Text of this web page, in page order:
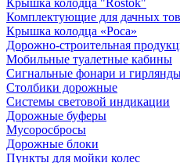
Крышка колодца "Rostok"
Комплектующие для дачных
Крышка колодца «Роса»
Дорожно-строительная
Мобильные туалетные кабины
Сигнальные фонари и
Столбики дорожные
Системы световой индикации
Дорожные буферы
Мусоросбросы
Дорожные блоки
Пункты для мойки колес